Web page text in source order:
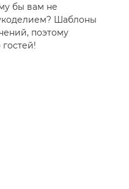
бы вам не
Шаблоны
поэтому